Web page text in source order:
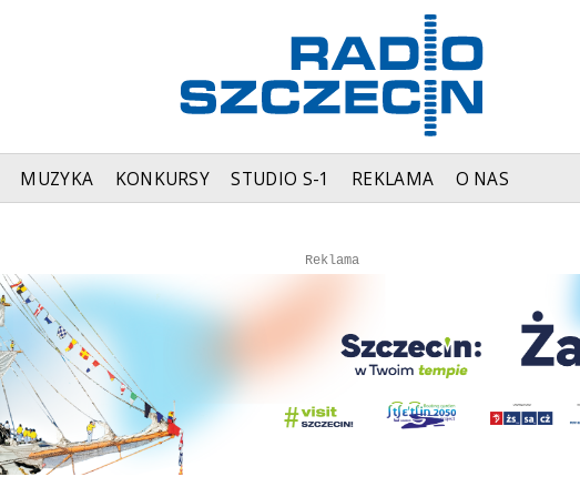
MUZYKA KONKURSY STUDIO S-1 REKLAMA O NAS
Reklama
Autopromocja